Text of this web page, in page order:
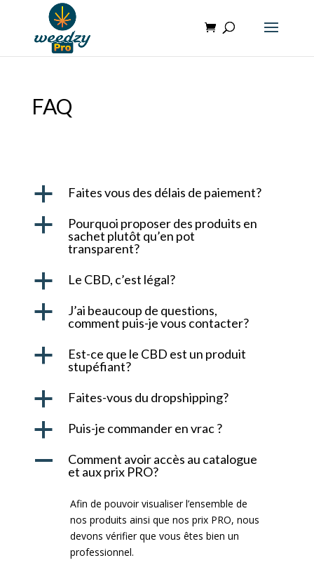
FAQ
a Faites vous des délais de paiement?
a
Pourquoi proposer des produits en
sachet plutôt qu’en pot
transparent?
a Le CBD, c’est légal?
a
J’ai beaucoup de questions,
comment puis-je vous contacter?
a
Est-ce que le CBD est un produit
stupéfiant?
a Faites-vous du dropshipping?
a Puis-je commander en vrac ?
A
Comment avoir accès au catalogue
et aux prix PRO?
Afin de pouvoir visualiser l’ensemble de
nos produits ainsi que nos prix PRO, nous
devons vérifier que vous êtes bien un
professionnel.